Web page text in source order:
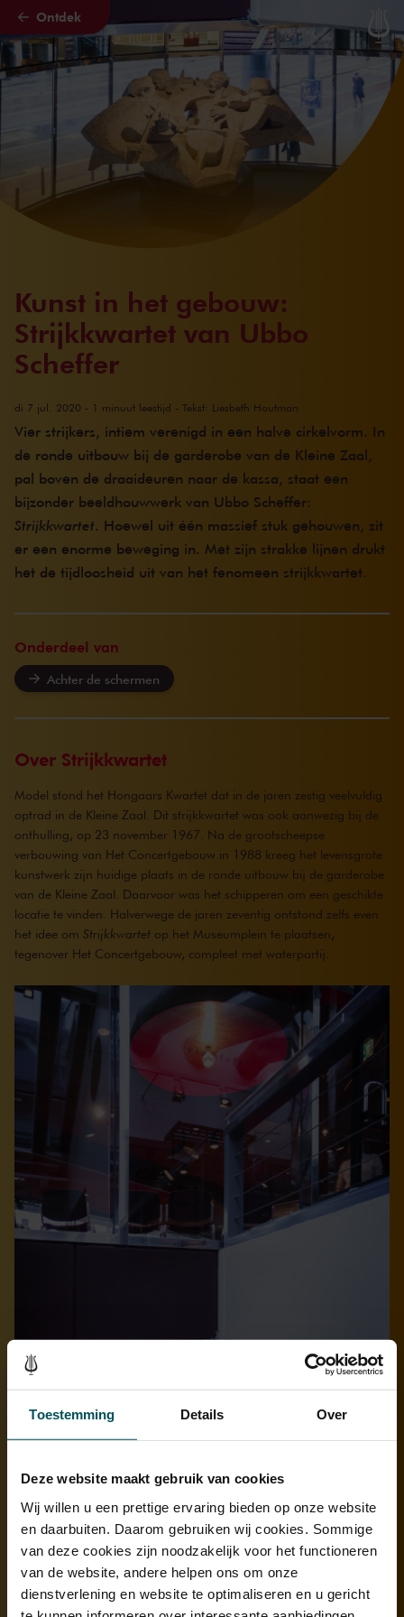
Toestemming Details Over
Deze website maakt gebruik van cookies
Wij willen u een prettige ervaring bieden op onze website
en daarbuiten. Daarom gebruiken wij cookies. Sommige
van deze cookies zijn noodzakelijk voor het functioneren
van de website, andere helpen ons om onze
dienstverlening en website te optimaliseren en u gericht
Naar hoofdcontent
Ontdek
Kunst in het gebouw:
Strijkkwartet van Ubbo
Scheffer
di 7 jul. 2020 - 1 minuut leestijd - Tekst: Liesbeth Houtman
Vier strijkers, intiem verenigd in een halve cirkelvorm. In
de ronde uitbouw bij de garderobe van de Kleine Zaal,
pal boven de draaideuren naar de kassa, staat een
bijzonder beeldhouwwerk van Ubbo Scheffer:
Strijkkwartet. Hoewel uit één massief stuk gehouwen, zit
er een enorme beweging in. Met zijn strakke lijnen drukt
het de tijdloosheid uit van het fenomeen strijkkwartet.
Onderdeel van
Achter de schermen
Over Strijkkwartet
Model stond het Hongaars Kwartet dat in de jaren zestig veelvuldig
optrad in de Kleine Zaal. Dit strijkkwartet was ook aanwezig bij de
onthulling, op 23 november 1967. Na de grootscheepse
verbouwing van Het Concertgebouw in 1988 kreeg het levensgrote
kunstwerk zijn huidige plaats in de ronde uitbouw bij de garderobe
van de Kleine Zaal. Daarvoor was het schipperen om een geschikte
locatie te vinden. Halverwege de jaren zeventig ontstond zelfs even
het idee om Strijkkwartet op het Museumplein te plaatsen,
tegenover Het Concertgebouw, compleet met waterpartij.
Over de beeldhouwer: Ubbo Scheffer
(1924-1998)